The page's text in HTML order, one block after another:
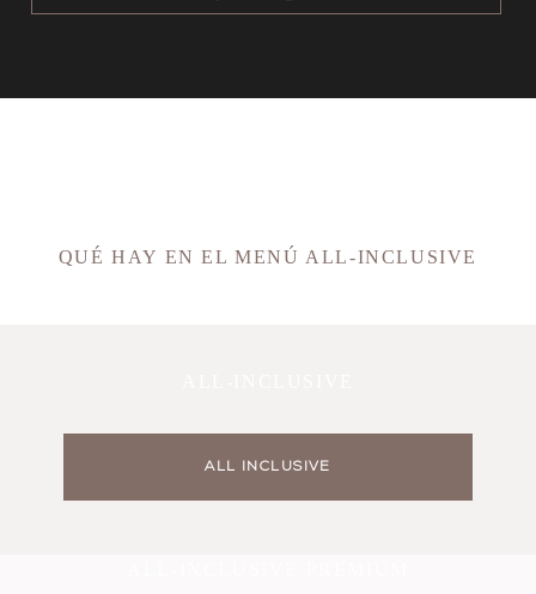
QUÉ HAY EN EL MENÚ ALL-INCLUSIVE
ALL INCLUSIVE